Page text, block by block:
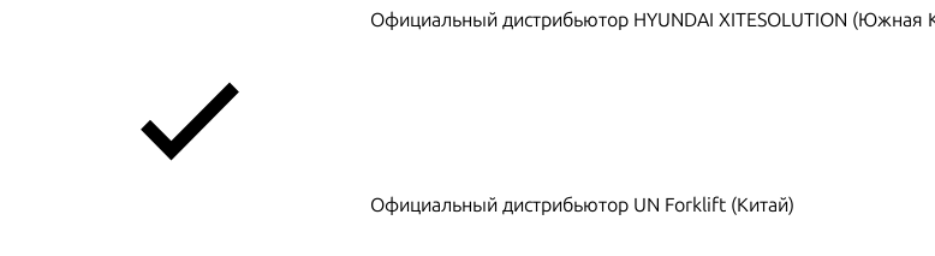
Официальный дистрибьютор HYUNDAI XITESOLUTION (Южная
Официальный дистрибьютор UN Forklift (Китай)